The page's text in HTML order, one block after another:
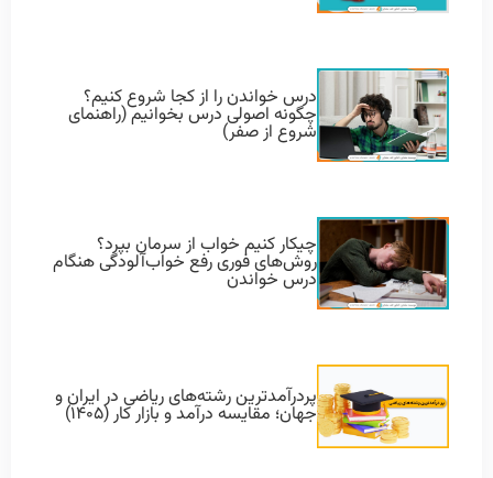
درس خواندن را از کجا شروع کنیم؟
چگونه اصولی درس بخوانیم (راهنمای
شروع از صفر)
چیکار کنیم خواب از سرمان بپرد؟
روش‌های فوری رفع خواب‌آلودگی هنگام
درس خواندن
پردرآمدترین رشته‌های ریاضی در ایران و
جهان؛ مقایسه درآمد و بازار کار (۱۴۰۵)